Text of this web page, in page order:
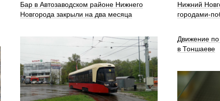
Бар в Автозаводском районе Нижнего
Новгорода закрыли на два месяца
Нижний
городами-
Движение
в Тоншаеве